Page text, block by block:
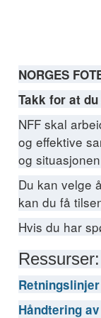
NORGES
Takk for at
NFF skal
og effektive
og
Du kan velge
kan du få
Hvis du har
Ressurser:
Håndtering